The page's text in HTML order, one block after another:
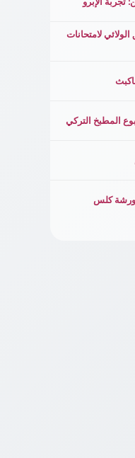
لامتحانات
المطبخ التركي
"ورشة كلس